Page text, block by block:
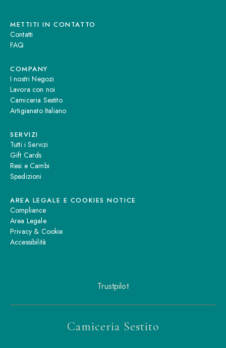
METTITI IN CONTATTO
Contatti
FAQ
COMPANY
I nostri Negozi
Lavora con noi
Camiceria Sestito
Artigianato Italiano
SERVIZI
Tutti i Servizi
Gift Cards
Resi e Cambi
Spedizioni
AREA LEGALE E COOKIES NOTICE
Compliance
Area Legale
Privacy & Cookie
Accessibilità
Trustpilot
Camiceria Sestito